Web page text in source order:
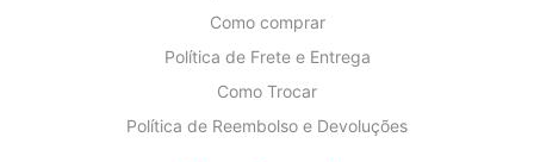
Como comprar
Política de Frete e Entrega
Como Trocar
Política de Reembolso e Devoluções